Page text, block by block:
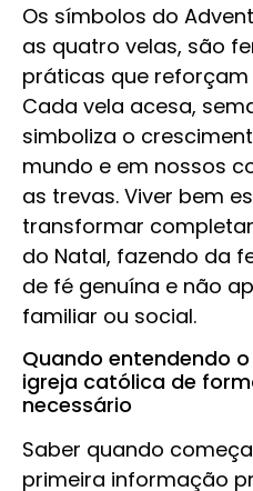
Os símbolos do
as quatro velas, são
práticas que
Cada vela acesa,
simboliza o
mundo e em nossos
as trevas. Viver bem
transformar
do Natal, fazendo da
de fé genuína e não
familiar ou social.
Quando entendendo
igreja católica de
necessário
Saber quando
primeira informação